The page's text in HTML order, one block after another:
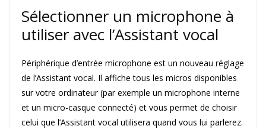
Sélectionner un microphone à
utiliser avec l’Assistant vocal
Périphérique d’entrée microphone est un nouveau réglage
de l’Assistant vocal. Il affiche tous les micros disponibles
sur votre ordinateur (par exemple un microphone interne
et un micro-casque connecté) et vous permet de choisir
celui que l’Assistant vocal utilisera quand vous lui parlerez.